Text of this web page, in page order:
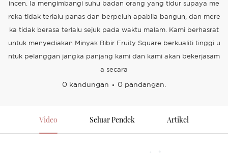
incen. Ia mengimbangi suhu badan orang yang tidur supaya me
reka tidak terlalu panas dan berpeluh apabila bangun, dan mere
ka tidak berasa terlalu sejuk pada waktu malam. Kami berhasrat
untuk menyediakan Minyak Bibir Fruity Square berkualiti tinggi u
ntuk pelanggan jangka panjang kami dan kami akan bekerjasam
a secara
0 kandungan 0 pandangan.
Video Seluar Pendek Artikel